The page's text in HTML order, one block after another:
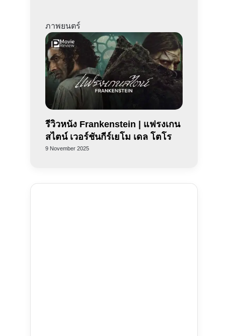
ภาพยนตร์
รีวิวหนัง Frankenstein | แฟรงเกน
สไตน์ เวอร์ชันกีร์เยโม เดล โตโร
9 November 2025